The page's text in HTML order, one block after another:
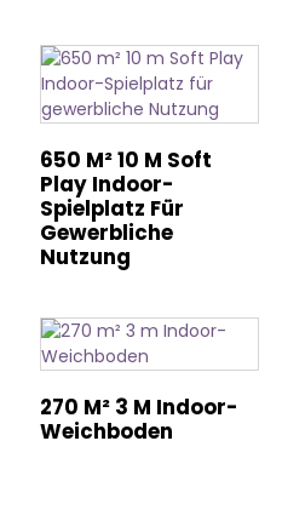
650 M² 10 M Soft
Play Indoor-
Spielplatz Für
Gewerbliche
Nutzung
270 M² 3 M Indoor-
Weichboden